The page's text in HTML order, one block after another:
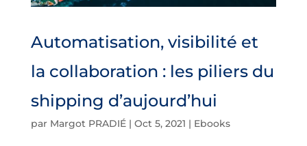
Automatisation, visibilité et
la collaboration : les piliers du
shipping d’aujourd’hui
par Margot PRADIÉ| Oct 5, 2021 | Ebooks